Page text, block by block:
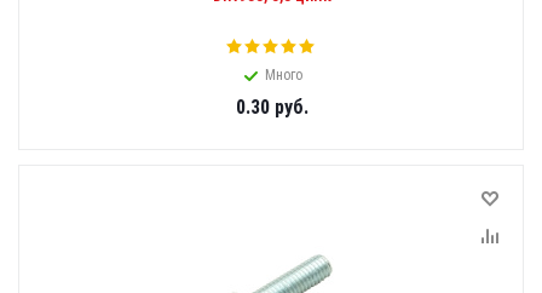
Много
0.30руб.